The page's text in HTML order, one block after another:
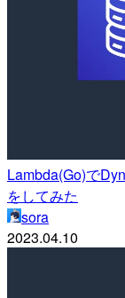
Lambda(Go)で
をしてみた
sora
2023.04.10